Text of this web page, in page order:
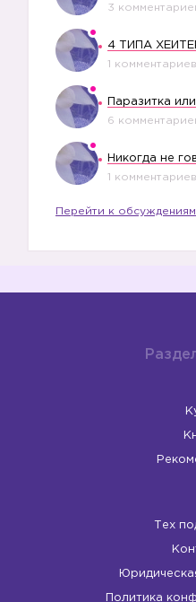
3
4 ТИПА
1 комментариев
6
1 комментариев
Перейти к обсуждениям
Тех
Политика